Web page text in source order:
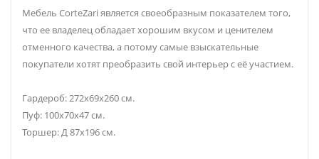
Мебель CorteZari является своеобразным показателем того,
что ее владелец обладает хорошим вкусом и ценителем
отменного качества, а потому самые взыскательные
покупатели хотят преобразить свой интерьер с её участием.
Гардероб: 272х69х260 см.
Пуф: 100х70х47 см.
Торшер: Д 87х196 см.